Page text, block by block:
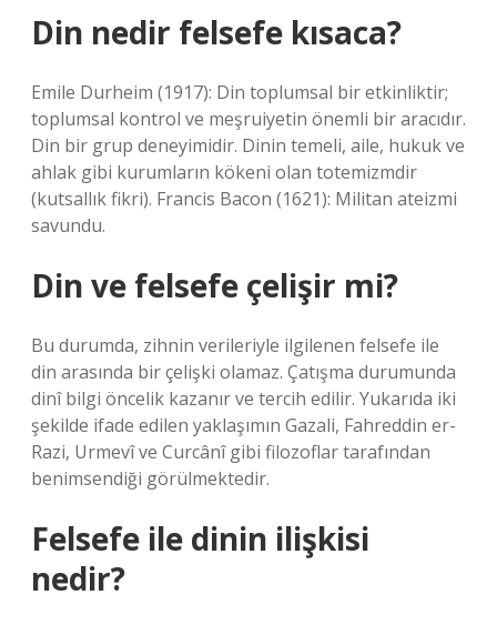
Din nedir felsefe kısaca?
Emile Durheim (1917): Din toplumsal bir etkinliktir;
toplumsal kontrol ve meşruiyetin önemli bir aracıdır.
Din bir grup deneyimidir. Dinin temeli, aile, hukuk ve
ahlak gibi kurumların kökeni olan totemizmdir
(kutsallık fikri). Francis Bacon (1621): Militan ateizmi
savundu.
Din ve felsefe çelişir mi?
Bu durumda, zihnin verileriyle ilgilenen felsefe ile
din arasında bir çelişki olamaz. Çatışma durumunda
dinî bilgi öncelik kazanır ve tercih edilir. Yukarıda iki
şekilde ifade edilen yaklaşımın Gazali, Fahreddin er-
Razi, Urmevî ve Curcânî gibi filozoflar tarafından
benimsendiği görülmektedir.
Felsefe ile dinin ilişkisi
nedir?